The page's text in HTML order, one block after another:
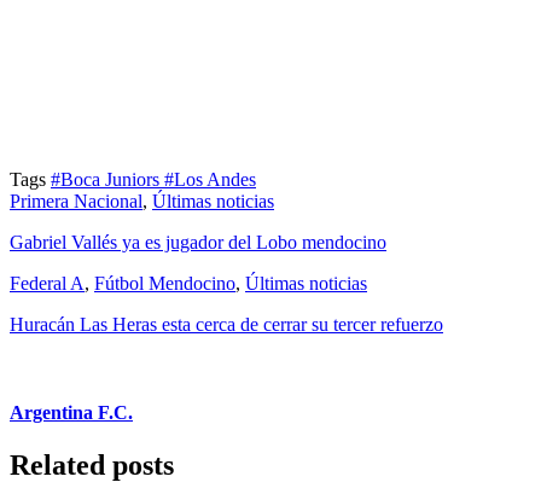
Tags #Boca Juniors #Los Andes
Primera Nacional, Últimas noticias
Gabriel Vallés ya es jugador del Lobo mendocino
Federal A, Fútbol Mendocino, Últimas noticias
Huracán Las Heras esta cerca de cerrar su tercer refuerzo
Argentina F.C.
Related posts